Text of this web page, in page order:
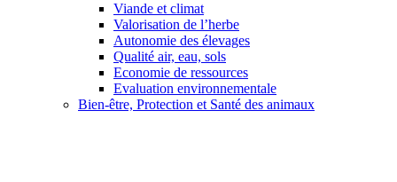
Viande et climat
Valorisation de l’herbe
Autonomie des élevages
Qualité air, eau, sols
Economie de ressources
Evaluation environnementale
Bien-être, Protection et Santé des animaux